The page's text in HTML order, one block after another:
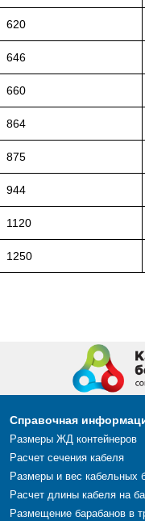
620
646
660
864
875
944
1120
1250
Справочная
Размеры ЖД контейнеров
Расчет сечения кабеля
Размеры и вес кабельных
Расчет длины кабеля на
Размещение барабанов в